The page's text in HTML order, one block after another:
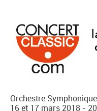
Orchestre
16 et 17 mars 2018 -